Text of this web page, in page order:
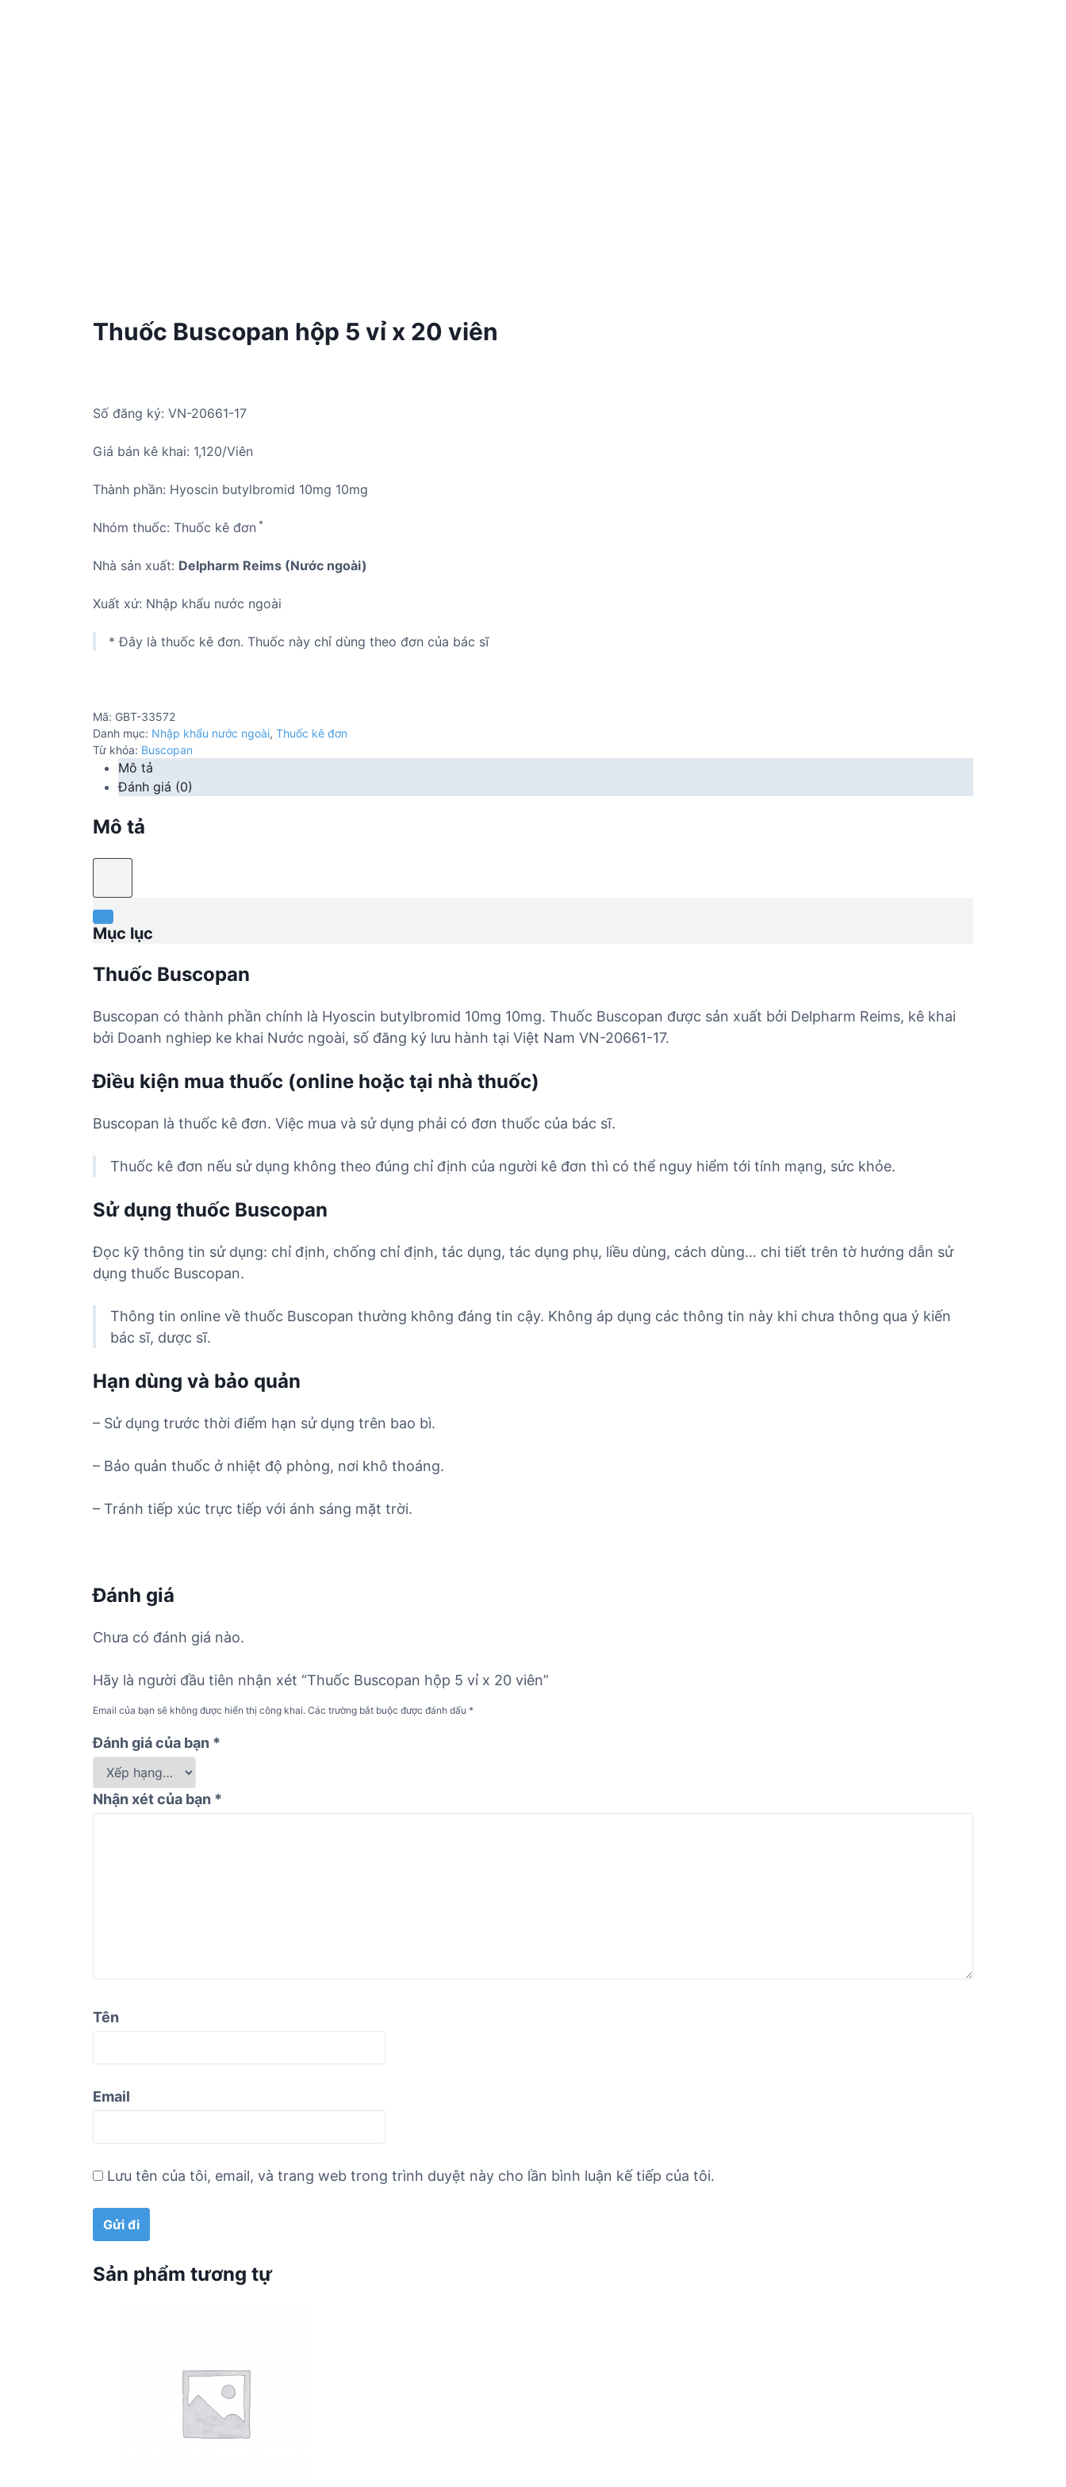
Thuốc Buscopan hộp 5 vỉ x 20 viên
Số đăng ký: VN-20661-17
Giá bán kê khai: 1,120/Viên
Thành phần: Hyoscin butylbromid 10mg 10mg
Nhóm thuốc: Thuốc kê đơn *
Nhà sản xuất: Delpharm Reims (Nước ngoài)
Xuất xứ: Nhập khẩu nước ngoài
* Đây là thuốc kê đơn. Thuốc này chỉ dùng theo đơn của bác sĩ
Mã: GBT-33572
Danh mục: Nhập khẩu nước ngoài, Thuốc kê đơn
Từ khóa: Buscopan
Mô tả
Đánh giá (0)
Mô tả
Mục lục
Thuốc Buscopan
Buscopan có thành phần chính là Hyoscin butylbromid 10mg 10mg. Thuốc Buscopan được sản xuất bởi Delpharm Reims, kê khai
bởi Doanh nghiep ke khai Nước ngoài, số đăng ký lưu hành tại Việt Nam VN-20661-17.
Điều kiện mua thuốc (online hoặc tại nhà thuốc)
Buscopan là thuốc kê đơn. Việc mua và sử dụng phải có đơn thuốc của bác sĩ.
Thuốc kê đơn nếu sử dụng không theo đúng chỉ định của người kê đơn thì có thể nguy hiểm tới tính mạng, sức khỏe.
Sử dụng thuốc Buscopan
Đọc kỹ thông tin sử dụng: chỉ định, chống chỉ định, tác dụng, tác dụng phụ, liều dùng, cách dùng… chi tiết trên tờ hướng dẫn sử
dụng thuốc Buscopan.
Thông tin online về thuốc Buscopan thường không đáng tin cậy. Không áp dụng các thông tin này khi chưa thông qua ý kiến
bác sĩ, dược sĩ.
Hạn dùng và bảo quản
– Sử dụng trước thời điểm hạn sử dụng trên bao bì.
– Bảo quản thuốc ở nhiệt độ phòng, nơi khô thoáng.
– Tránh tiếp xúc trực tiếp với ánh sáng mặt trời.
Đánh giá
Chưa có đánh giá nào.
Hãy là người đầu tiên nhận xét “Thuốc Buscopan hộp 5 vỉ x 20 viên”
Email của bạn sẽ không được hiển thị công khai. Các trường bắt buộc được đánh dấu *
Đánh giá của bạn *
Nhận xét của bạn *
Tên
Email
Lưu tên của tôi, email, và trang web trong trình duyệt này cho lần bình luận kế tiếp của tôi.
Sản phẩm tương tự